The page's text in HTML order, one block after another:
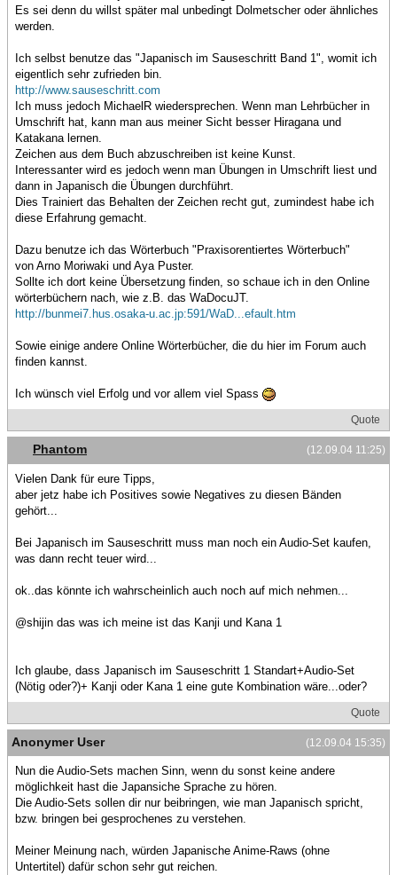
Es sei denn du willst später mal unbedingt Dolmetscher oder ähnliches
werden.
Ich selbst benutze das "Japanisch im Sauseschritt Band 1", womit ich
eigentlich sehr zufrieden bin.
http://www.sauseschritt.com
Ich muss jedoch MichaelR wiedersprechen. Wenn man Lehrbücher in
Umschrift hat, kann man aus meiner Sicht besser Hiragana und
Katakana lernen.
Zeichen aus dem Buch abzuschreiben ist keine Kunst.
Interessanter wird es jedoch wenn man Übungen in Umschrift liest und
dann in Japanisch die Übungen durchführt.
Dies Trainiert das Behalten der Zeichen recht gut, zumindest habe ich
diese Erfahrung gemacht.
Dazu benutze ich das Wörterbuch "Praxisorentiertes Wörterbuch"
von Arno Moriwaki und Aya Puster.
Sollte ich dort keine Übersetzung finden, so schaue ich in den Online
wörterbüchern nach, wie z.B. das WaDocuJT.
http://bunmei7.hus.osaka-u.ac.jp:591/WaD...efault.htm
Sowie einige andere Online Wörterbücher, die du hier im Forum auch
finden kannst.
Ich wünsch viel Erfolg und vor allem viel Spass
Quote
(12.09.04 11:25)
Phantom
Vielen Dank für eure Tipps,
aber jetz habe ich Positives sowie Negatives zu diesen Bänden
gehört...
Bei Japanisch im Sauseschritt muss man noch ein Audio-Set kaufen,
was dann recht teuer wird...
ok..das könnte ich wahrscheinlich auch noch auf mich nehmen...
@shijin das was ich meine ist das Kanji und Kana 1
Ich glaube, dass Japanisch im Sauseschritt 1 Standart+Audio-Set
(Nötig oder?)+ Kanji oder Kana 1 eine gute Kombination wäre...oder?
Quote
(12.09.04 15:35)
Anonymer User
Nun die Audio-Sets machen Sinn, wenn du sonst keine andere
möglichkeit hast die Japansiche Sprache zu hören.
Die Audio-Sets sollen dir nur beibringen, wie man Japanisch spricht,
bzw. bringen bei gesprochenes zu verstehen.
Meiner Meinung nach, würden Japanische Anime-Raws (ohne
Untertitel) dafür schon sehr gut reichen.